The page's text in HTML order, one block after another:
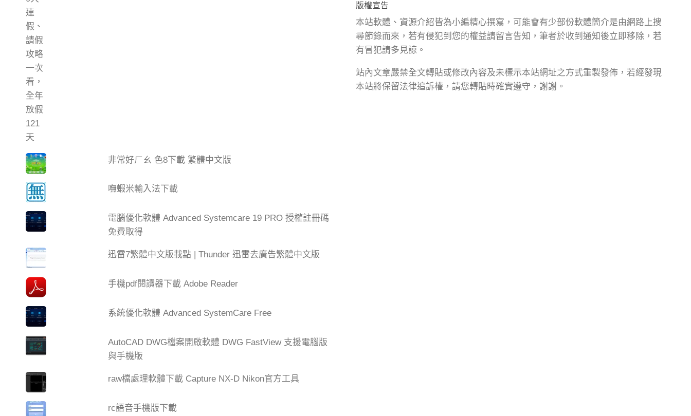
非常好ㄏㄠ 色8下載 繁體中文版
嘸蝦米輸入法下載
電腦優化軟體 Advanced Systemcare 19 PRO 授權註冊碼
免費取得
迅雷7繁體中文版載點 | Thunder 迅雷去廣告繁體中文版
手機pdf閱讀器下載 Adobe Reader
系統優化軟體 Advanced SystemCare Free
AutoCAD DWG檔案開啟軟體 DWG FastView 支援電腦版
與手機版
raw檔處理軟體下載 Capture NX-D Nikon官方工具
rc語音手機版下載
版權宣告
本站軟體、資源介紹皆為小編精心撰寫，可能會有少部份軟體簡介是由網路上搜
尋節錄而來，若有侵犯到您的權益請留言告知，筆者於收到通知後立即移除，若
有冒犯請多見諒。
站內文章嚴禁全文轉貼或修改內容及未標示本站網址之方式重製發佈，若經發現
本站將保留法律追訴權，請您轉貼時確實遵守，謝謝。